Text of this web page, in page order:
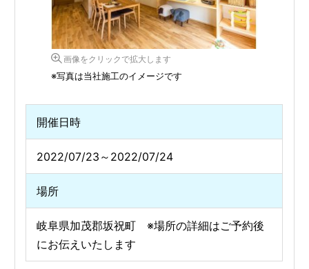
画像をクリックで拡大します
※写真は当社施工のイメージです
開催日時
2022/07/23～2022/07/24
場所
岐阜県加茂郡坂祝町 ※場所の詳細はご予約後
にお伝えいたします